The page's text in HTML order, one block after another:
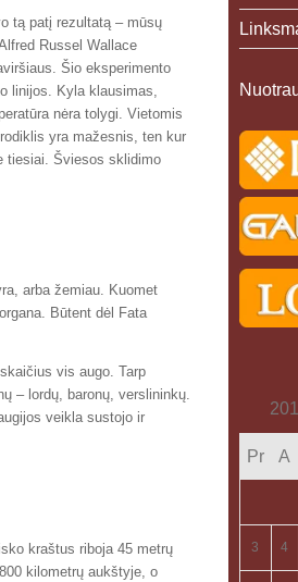
tą patį rezultatą – mūsų
Russel Wallace
Šio eksperimento
linijos. Kyla klausimas,
nėra tolygi. Vietomis
yra mažesnis, ten kur
tiesiai. Šviesos sklidimo
arba žemiau. Kuomet
Būtent dėl Fata
vis augo. Tarp
– lordų, baronų, verslininkų.
veikla sustojo ir
kraštus riboja 45 metrų
kilometrų aukštyje, o
Pr A
3 4